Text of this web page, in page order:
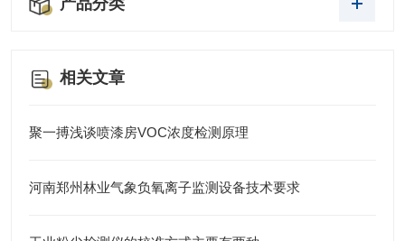
产品分类
相关文章
聚一搏浅谈喷漆房VOC浓度检测原理
河南郑州林业气象负氧离子监测设备技术要求